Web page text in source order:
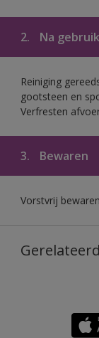
2. Na gebruik
Reiniging
gootsteen en
Verfresten
3. Bewaren
Vorstvrij bewaren